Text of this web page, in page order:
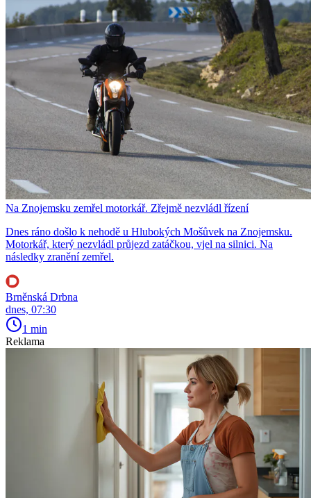
Na Znojemsku zemřel motorkář. Zřejmě nezvládl řízení
Dnes ráno došlo k nehodě u Hlubokých Mošůvek na Znojemsku.
Motorkář, který nezvládl průjezd zatáčkou, vjel na silnici. Na
následky zranění zemřel.
Brněnská Drbna
dnes, 07:30
1 min
Reklama